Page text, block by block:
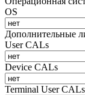
OS
Дополнительные
User CALs
Device CALs
Terminal User CALs